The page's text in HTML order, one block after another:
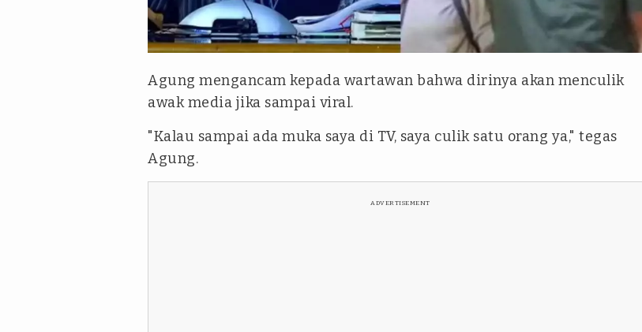
Kolase tangkapan layar YouTube Al-Bahjah TV & Tim tvOnenews
Agung mengancam kepada wartawan bahwa dirinya akan menculik
awak media jika sampai viral.
"Kalau sampai ada muka saya di TV, saya culik satu orang ya," tegas
Agung.
ADVERTISEMENT